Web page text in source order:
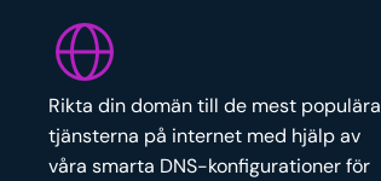
Rikta din domän till de mest populära
tjänsterna på internet med hjälp av
våra smarta DNS-konfigurationer för